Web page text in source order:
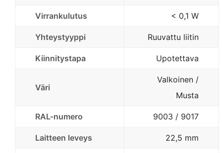
Virrankulutus < 0,1 W
Yhteystyyppi Ruuvattu liitin
Kiinnitystapa Upotettava
Väri
Valkoinen /
Musta
RAL-numero 9003 / 9017
Laitteen leveys 22,5 mm